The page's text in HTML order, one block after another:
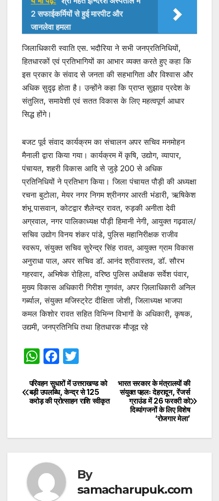
2 सफाईकर्मियों से हुई मारपीट और
जानलेवा हमला
जिलाधिकारी स्वाति एस. भदौरिया ने सभी जनप्रतिनिधियों,
हितधारकों एवं प्रतिभागियों का आभार व्यक्त करते हुए कहा कि
इस प्रकार के संवाद से जनता की सहभागिता और विश्वास और
अधिक सुदृढ़ होता है। उन्होंने कहा कि प्राप्त सुझाव प्रदेश के
संतुलित, समावेशी एवं सतत विकास के लिए महत्वपूर्ण आधार
सिद्ध होंगे।
बजट पूर्व संवाद कार्यक्रम का संचालन अपर सचिव मनमोहन
मैनाली द्वारा किया गया। कार्यक्रम में कृषि, उद्योग, व्यापार,
पंचायत, शहरी विकास आदि से जुड़े 200 से अधिक
प्रतिनिधियों ने प्रतिभाग किया। जिला पंचायत पौड़ी की अध्यक्षा
रचना बुटोला, मेयर नगर निगम श्रीनगर आरती भंडारी, ऋषिकेश
शंभू पासवान, कोटद्वार शैलेन्द्र रावत, रुड़की अनीता देवी
अग्रवाल, नगर पालिकाध्यक्ष पौड़ी हिमानी नेगी, आयुक्त गढ़वाल/
सचिव उद्योग विनय शंकर पांडे, पुलिस महानिरीक्षक राजीव
स्वरूप, संयुक्त सचिव सुरेन्द्र सिंह रावत, आयुक्त ग्राम विकास
अनुराधा पाल, अपर सचिव डॉ. आनंद श्रीवास्तव, डॉ. सौरभ
गहरवार, अभिषेक रोहिला, वरिष्ठ पुलिस अधीक्षक सर्वेश पंवार,
मुख्य विकास अधिकारी गिरीश गुणवंत, अपर ज़िलाधिकारी अनिल
गर्ब्याल, संयुक्त मजिस्ट्रेट दीक्षिता जोशी, जिलाध्यक्ष भाजपा
कमल किशोर रावत सहित विभिन्न विभागों के अधिकारी, कृषक,
उद्यमी, जनप्रतिनिधि तथा हितधारक मौजूद रहे
W
at
s
p
F
c
e
o
k
itt
er
Post
navigation
भारत सरकार के मंत्रालयों की
संयुक्त पहलः देहरादून, रेंजर्स
ग्राउंड में 26 फरवरी को
दिव्यांगजनों के लिए विशेष
‘रोजगार मेला’
परिवहन सुधारों में उत्तराखण्ड को
बड़ी उपलब्धि, केन्द्र से ₹125
करोड़ की प्रोत्साहन राशि स्वीकृत
By
samacharupuk.com